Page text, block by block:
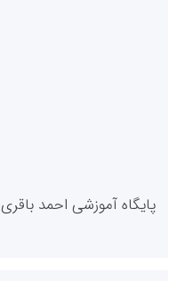
پایگاه آموزشی احمد باقری